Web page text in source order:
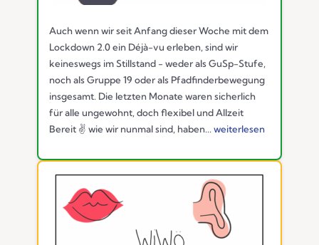
Auch wenn wir seit Anfang dieser Woche mit dem
Lockdown 2.0 ein Déjà-vu erleben, sind wir
keineswegs im Stillstand - weder als GuSp-Stufe,
noch als Gruppe 19 oder als Pfadfinderbewegung
insgesamt. Die letzten Monate waren sicherlich
für alle ungewohnt, doch flexibel und Allzeit
Bereit ✌️ wie wir nunmal sind, haben... weiterlesen